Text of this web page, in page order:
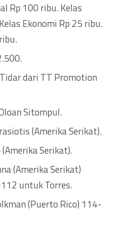
Rp 100 ribu. Kelas
Ekonomi Rp 25 ribu.
dari TT Promotion
Sitompul.
(Amerika Serikat).
Serikat).
(Amerika Serikat)
untuk Torres.
(Puerto Rico) 114-